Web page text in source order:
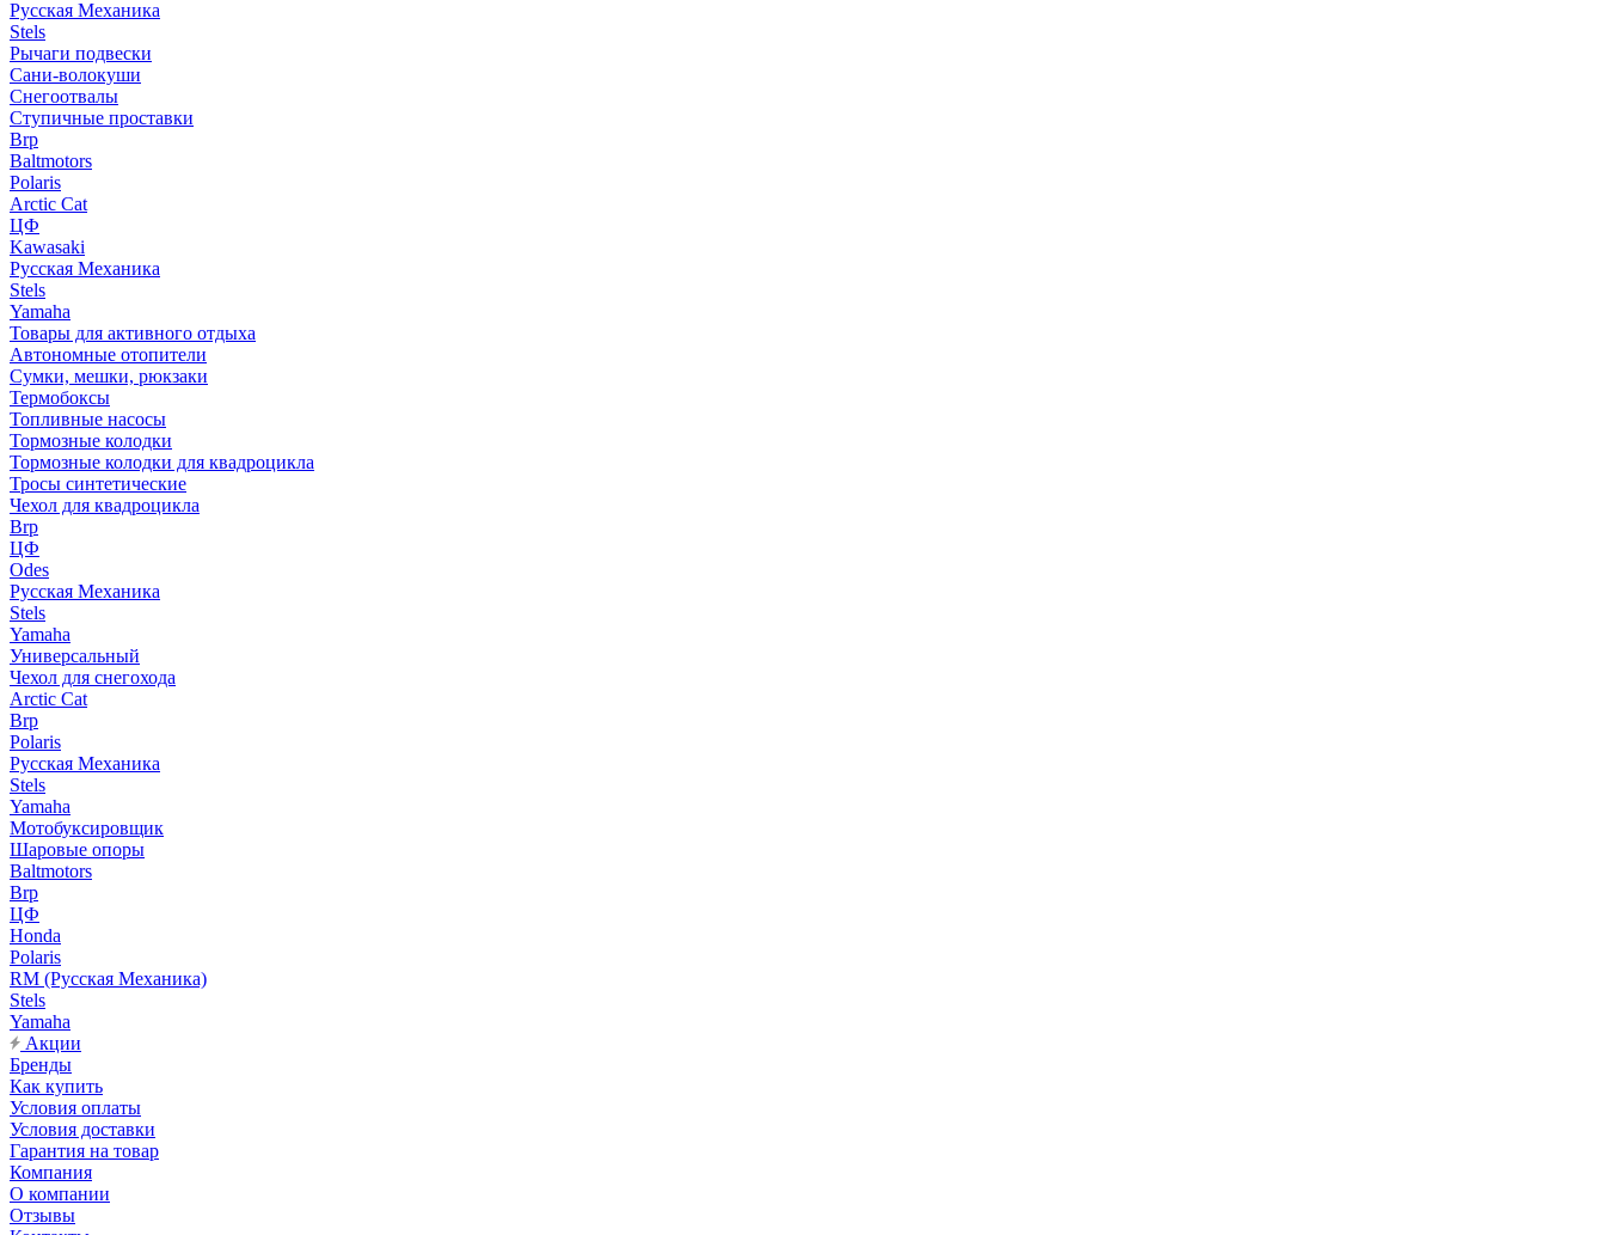
Русская Механика
Stels
Рычаги подвески
Сани-волокуши
Снегоотвалы
Ступичные проставки
Brp
Baltmotors
Polaris
Arctic Cat
ЦФ
Kawasaki
Русская Механика
Stels
Yamaha
Товары для активного отдыха
Автономные отопители
Сумки, мешки, рюкзаки
Термобоксы
Топливные насосы
Тормозные колодки
Тормозные колодки для квадроцикла
Тросы синтетические
Чехол для квадроцикла
Brp
ЦФ
Odes
Русская Механика
Stels
Yamaha
Универсальный
Чехол для снегохода
Arctic Cat
Brp
Polaris
Русская Механика
Stels
Yamaha
Мотобуксировщик
Шаровые опоры
Baltmotors
Brp
ЦФ
Honda
Polaris
RM (Русская Механика)
Stels
Yamaha
Акции
Бренды
Как купить
Условия оплаты
Условия доставки
Гарантия на товар
Компания
О компании
Отзывы